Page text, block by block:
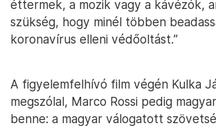
éttermek, a mozik vagy a kávézók,
szükség, hogy minél többen
koronavírus elleni védőoltást.”
A figyelemfelhívó film végén Kulka
megszólal, Marco Rossi pedig
benne: a magyar válogatott